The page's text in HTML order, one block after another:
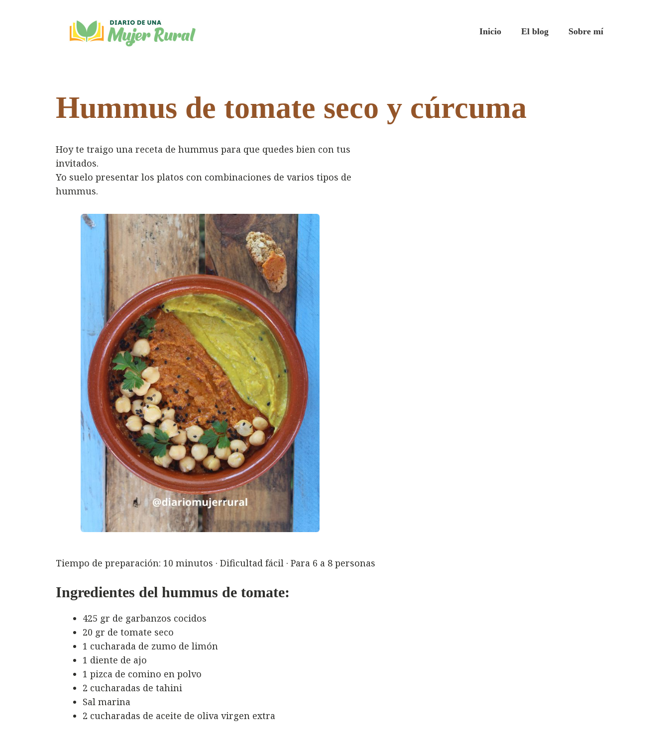
Inicio El blog Sobre mí
Hummus de tomate seco y cúrcuma
Hoy te traigo una receta de hummus para que quedes bien con tus
invitados.
Yo suelo presentar los platos con combinaciones de varios tipos de
hummus.
Tiempo de preparación: 10 minutos · Dificultad fácil · Para 6 a 8 personas
Ingredientes del hummus de tomate:
425 gr de garbanzos cocidos
20 gr de tomate seco
1 cucharada de zumo de limón
1 diente de ajo
1 pizca de comino en polvo
2 cucharadas de tahini
Sal marina
2 cucharadas de aceite de oliva virgen extra